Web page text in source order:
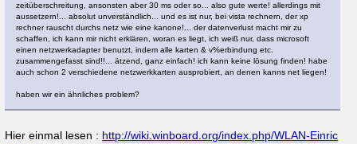
zeitüberschreitung, ansonsten aber 30 ms oder so... also gute werte! allerdings mit
aussetzern!... absolut unverständlich... und es ist nur, bei vista rechnern, der xp
rechner rauscht durchs netz wie eine kanone!... der datenverlust macht mir zu
schaffen, ich kann mir nicht erklären, woran es liegt, ich weiß nur, dass microsoft
einen netzwerkadapter benutzt, indem alle karten & v%erbindung etc.
zusammengefasst sind!!... ätzend, ganz einfach! ich kann keine lösung finden! habe
auch schon 2 verschiedene netzwerkkarten ausprobiert, an denen kanns net liegen!
haben wir ein ähnliches problem?
Hier einmal lesen : http://wiki.winboard.org/index.php/WLAN-Einric